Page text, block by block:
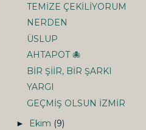
TEMİZE ÇEKİLİYORUM
NERDEN
ÜSLUP
AHTAPOT 🐙
BİR ŞİİR, BİR ŞARKI
YARGI
GEÇMİŞ OLSUN İZMİR
► Ekim (9)